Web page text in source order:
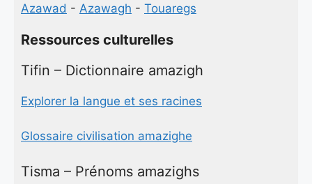
Azawad - Azawagh - Touaregs
Ressources culturelles
Tifin – Dictionnaire amazigh
Explorer la langue et ses racines
Glossaire civilisation amazighe
Tisma – Prénoms amazighs